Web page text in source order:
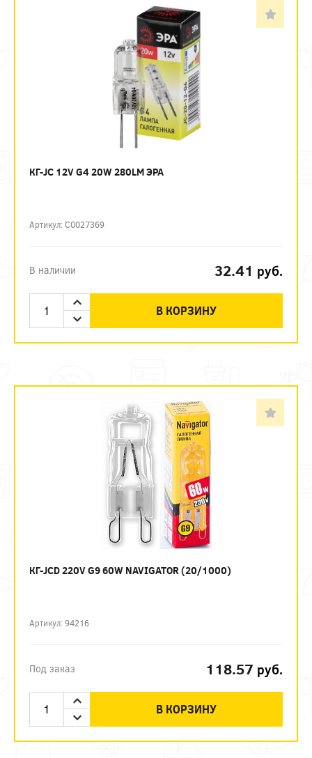
КГ-JC 12V G4 20W 280LM ЭРА
Артикул: C0027369
В наличии 32.41 руб.
В КОРЗИНУ
КГ-JCD 220V G9 60W NAVIGATOR (20/1000)
Артикул: 94216
Под заказ 118.57 руб.
В КОРЗИНУ